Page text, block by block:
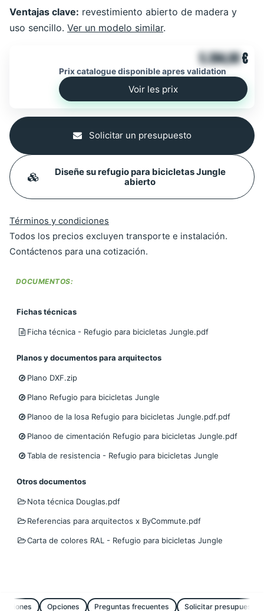
Ventajas clave: revestimiento abierto de madera y
uso sencillo. Ver un modelo similar.
5.384,00€
Prix catalogue disponible apres validation
Voir les prix
Solicitar un presupuesto
Diseñe su refugio para bicicletas Jungle
abierto
Términos y condiciones
Todos los precios excluyen transporte e instalación.
Contáctenos para una cotización.
DOCUMENTOS:
Fichas técnicas
Ficha técnica - Refugio para bicicletas Jungle.pdf
Planos y documentos para arquitectos
Plano DXF.zip
Plano Refugio para bicicletas Jungle
Planoo de la losa Refugio para bicicletas Jungle.pdf.pdf
Planoo de cimentación Refugio para bicicletas Jungle.pdf
Tabla de resistencia - Refugio para bicicletas Jungle
Otros documentos
Nota técnica Douglas.pdf
Referencias para arquitectos x ByCommute.pdf
Carta de colores RAL - Refugio para bicicletas Jungle
Opciones Preguntas frecuentes Solicitar presupuesto